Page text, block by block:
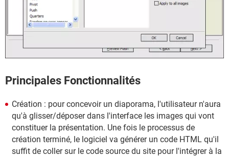
Principales Fonctionnalités
Création : pour concevoir un diaporama, l'utilisateur n'aura
qu'à glisser/déposer dans l'interface les images qui vont
constituer la présentation. Une fois le processus de
création terminé, le logiciel va générer un code HTML qu'il
suffit de coller sur le code source du site pour l'intégrer à la